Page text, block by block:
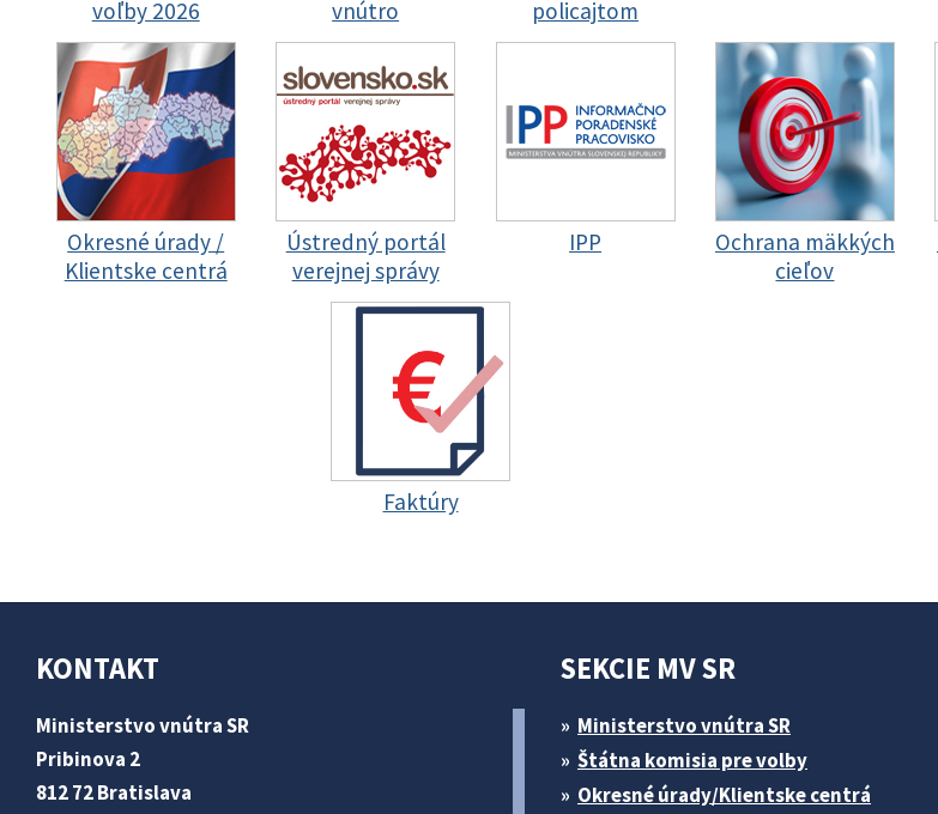
voľby 2026
vnútro
policajtom
Okresné úrady /
Klientske centrá
Ústredný portál
verejnej správy
IPP
Ochrana mäkkých
cieľov
Faktúry
KONTAKT
Ministerstvo vnútra SR
Pribinova 2
812 72 Bratislava
SEKCIE MV SR
Ministerstvo vnútra SR
Štátna komisia pre volby
Okresné úrady/Klientske centrá